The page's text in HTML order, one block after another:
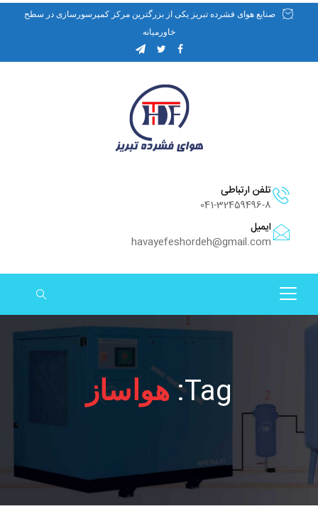
صنایع هوای فشرده تبریز یکی از بزرگترین مرکز کمپرسورسازی در سطح
خاورمیانه
تلفن ارتباطی
041-32459496-8
ایمیل
havayefeshordeh@gmail.com
Tag: هواساز